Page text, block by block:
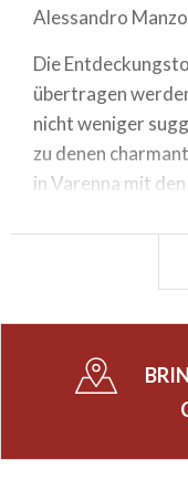
Alessandro
Die
übertragen
nicht weniger
zu denen
in Varenna mit
Aussicht auf den
Nicht zu
Marienkultes:
Walde in
Stufen; die